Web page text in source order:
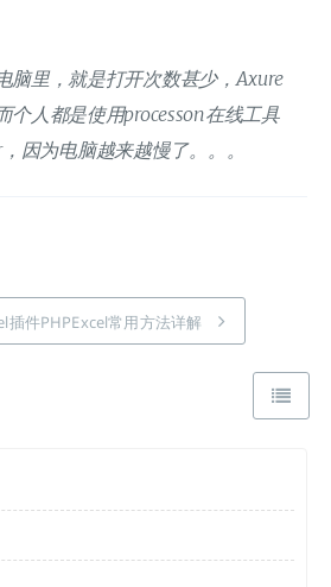
脑里，就是打开次数甚少，Axure
个人都是使用processon在线工具
因为电脑越来越慢了。。。
插件PHPExcel常用方法详解